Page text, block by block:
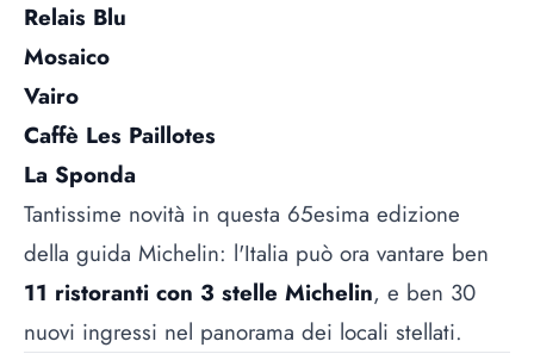
Relais Blu
Mosaico
Vairo
Caffè Les Paillotes
La Sponda
Tantissime novità in questa 65esima edizione
della guida Michelin: l'Italia può ora vantare ben
11 ristoranti con 3 stelle Michelin, e ben 30
nuovi ingressi nel panorama dei locali stellati.